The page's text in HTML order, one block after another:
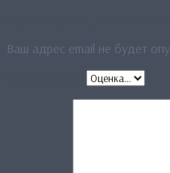
Ваш адрес email не будет